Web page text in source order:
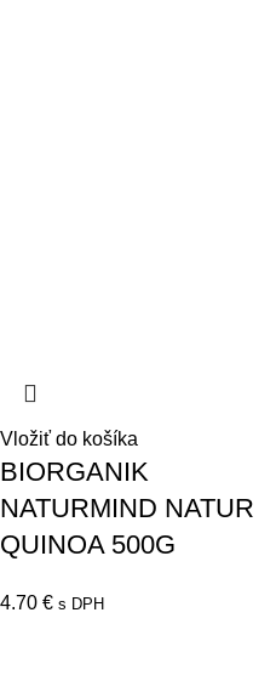
Vložiť do košíka
BIORGANIK
NATURMIND NATUR
QUINOA 500G
4.70 € s DPH